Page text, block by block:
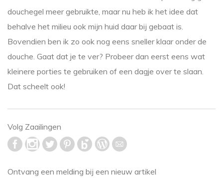
douchegel meer gebruikte, maar nu heb ik het idee dat
behalve het milieu ook mijn huid daar bij gebaat is.
Bovendien ben ik zo ook nog eens sneller klaar onder de
douche. Gaat dat je te ver? Probeer dan eerst eens wat
kleinere porties te gebruiken of een dagje over te slaan.
Dat scheelt ook!
Volg Zaailingen
Ontvang een melding bij een nieuw artikel